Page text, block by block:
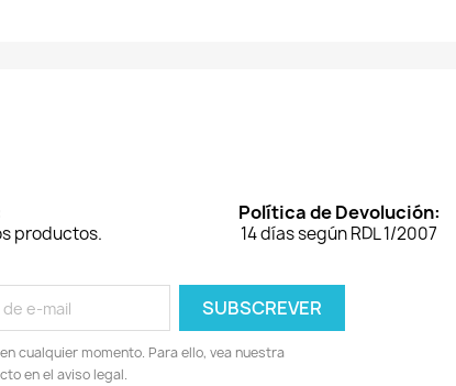
productos.
Política de Devolución:
14 días según RDL 1/2007
cualquier momento. Para ello, vea nuestra
en el aviso legal.